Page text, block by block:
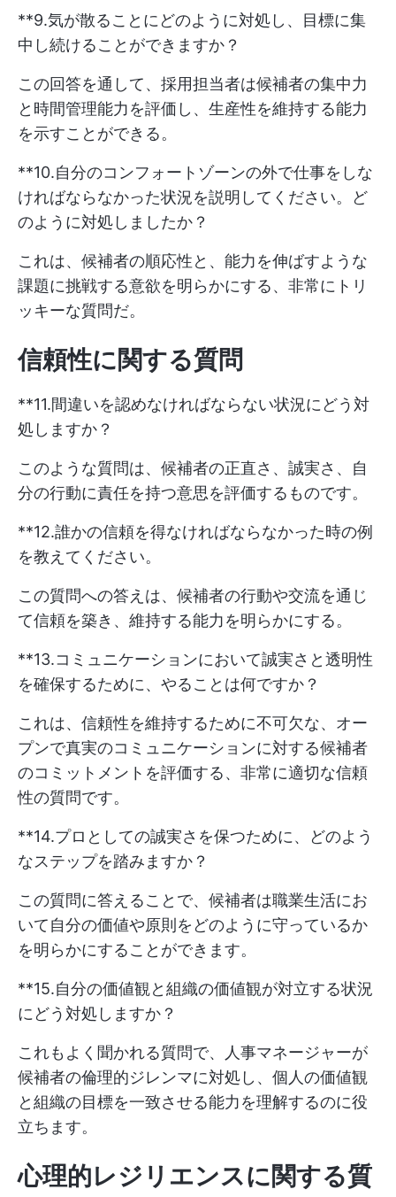
**9.気が散ることにどのように対処し、目標に集
中し続けることができますか？
この回答を通して、採用担当者は候補者の集中力
と時間管理能力を評価し、生産性を維持する能力
を示すことができる。
**10.自分のコンフォートゾーンの外で仕事をしな
ければならなかった状況を説明してください。ど
のように対処しましたか？
これは、候補者の順応性と、能力を伸ばすような
課題に挑戦する意欲を明らかにする、非常にトリ
ッキーな質問だ。
信頼性に関する質問
**11.間違いを認めなければならない状況にどう対
処しますか？
このような質問は、候補者の正直さ、誠実さ、自
分の行動に責任を持つ意思を評価するものです。
**12.誰かの信頼を得なければならなかった時の例
を教えてください。
この質問への答えは、候補者の行動や交流を通じ
て信頼を築き、維持する能力を明らかにする。
**13.コミュニケーションにおいて誠実さと透明性
を確保するために、やることは何ですか？
これは、信頼性を維持するために不可欠な、オー
プンで真実のコミュニケーションに対する候補者
のコミットメントを評価する、非常に適切な信頼
性の質問です。
**14.プロとしての誠実さを保つために、どのよう
なステップを踏みますか？
この質問に答えることで、候補者は職業生活にお
いて自分の価値や原則をどのように守っているか
を明らかにすることができます。
**15.自分の価値観と組織の価値観が対立する状況
にどう対処しますか？
これもよく聞かれる質問で、人事マネージャーが
候補者の倫理的ジレンマに対処し、個人の価値観
と組織の目標を一致させる能力を理解するのに役
立ちます。
心理的レジリエンスに関する質